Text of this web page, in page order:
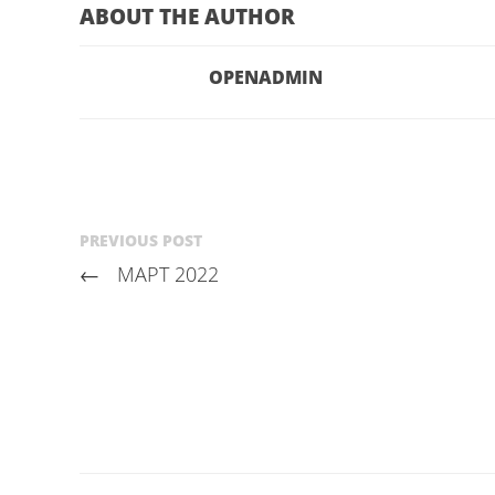
ABOUT THE AUTHOR
OPENADMIN
PREVIOUS POST
← МАРТ 2022